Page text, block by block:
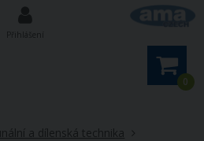
0
a dílenská technika
Přihlášení